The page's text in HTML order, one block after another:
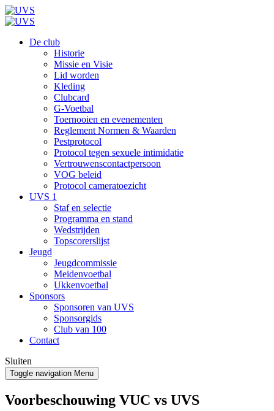
De club
Historie
Missie en Visie
Lid worden
Kleding
Clubcard
G-Voetbal
Toernooien en evenementen
Reglement Normen & Waarden
Pestprotocol
Protocol tegen sexuele intimidatie
Vertrouwenscontactpersoon
VOG beleid
Protocol cameratoezicht
UVS 1
Staf en selectie
Programma en stand
Wedstrijden
Topscorerslijst
Jeugd
Jeugdcommissie
Meidenvoetbal
Ukkenvoetbal
Sponsors
Sponsoren van UVS
Sponsorgids
Club van 100
Contact
Sluiten
Toggle navigation Menu
Voorbeschouwing VUC vs UVS